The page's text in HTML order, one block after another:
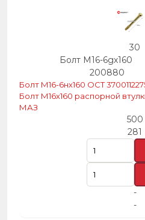
30
Болт М16-6gх160
200880
Болт М16-6нх160 ОСТ
Болт М16х160 распорной
МАЗ
500
281
-
-